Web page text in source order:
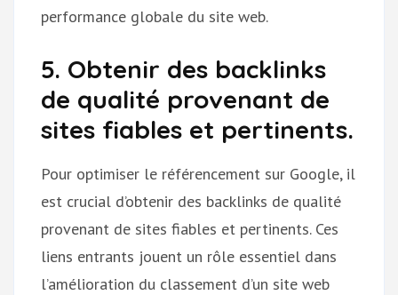
performance globale du site web.
5. Obtenir des backlinks
de qualité provenant de
sites fiables et pertinents.
Pour optimiser le référencement sur Google, il
est crucial d’obtenir des backlinks de qualité
provenant de sites fiables et pertinents. Ces
liens entrants jouent un rôle essentiel dans
l’amélioration du classement d’un site web